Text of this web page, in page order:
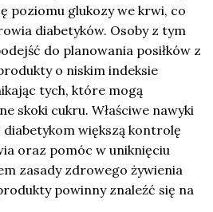
poziomu glukozy we krwi, co
diabetyków. Osoby z tym
do planowania posiłków z
o niskim indeksie
tych, które mogą
skoki cukru. Właściwe nawyki
większą kontrolę
oraz pomóc w uniknięciu
zasady zdrowego żywienia
powinny znaleźć się na